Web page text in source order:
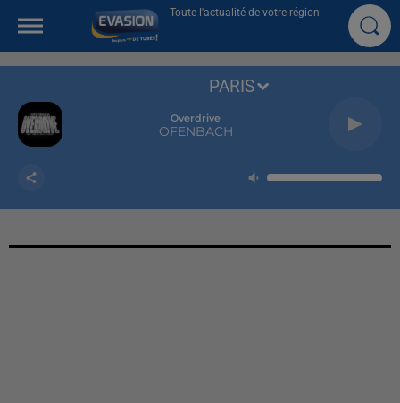
Toute l'actualité de votre région
Overdrive
OFENBACH
PARIS